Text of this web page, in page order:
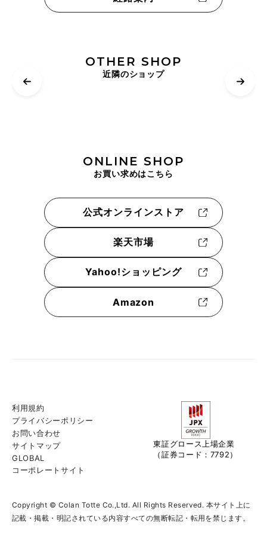
OTHER SHOP
近隣のショップ
ONLINE SHOP
お買い求めはこちら
公式オンラインストア
楽天市場
Yahoo!ショッピング
Amazon
利用規約
プライバシーポリシー
お問い合わせ
サイトマップ
GLOBAL
コーポレートサイト
東証グロース上場企業
（証券コード：7792）
Copyright © Colan Totte Co.,Ltd. All Rights Reserved. 本サイト上に
記載・掲載・明記されている内容すべての無断転記・転用を禁じます。